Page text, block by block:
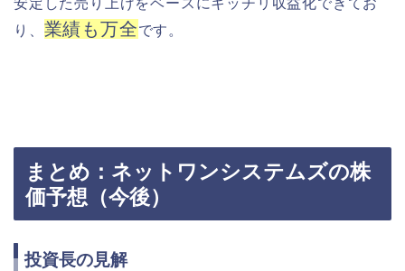
安定した売り上げをベースにキッチリ収益化できてお
り、 業績も万全です。
まとめ：ネットワンシステムズの株
価予想（今後）
投資長の見解